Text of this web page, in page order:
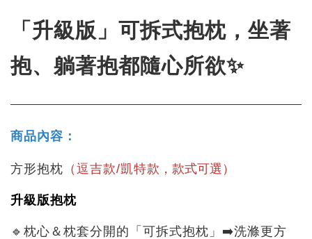
「升級版」可拆式抱枕，坐著
抱、躺著抱都隨心所欲✨
商品內容：
方形抱枕 （逗吉款/凱特款，款式可選 ）
升級版抱枕
🔹枕心＆枕套分開的「可拆式抱枕」➡️洗滌更方